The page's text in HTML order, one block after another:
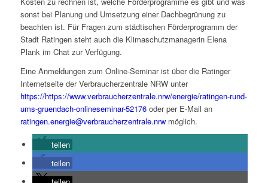
sonst bei Planung und Umsetzung einer Dachbegrünung zu
beachten ist. Für Fragen zum städtischen Förderprogramm der
Stadt Ratingen steht auch die Klimaschutzmanagerin Elena
Plank im Chat zur Verfügung.
Eine Anmeldungen zum Online-Seminar ist über die Ratinger
Internetseite der Verbraucherzentrale NRW unter
https://https://www.verbraucherzentrale.nrw/energie/ratingen-rund-
ums-gruendach-onlineseminar-52176oder per E-Mail an
ratingen.energie@verbraucherzentrale.nrwmöglich.
teilen
teilen